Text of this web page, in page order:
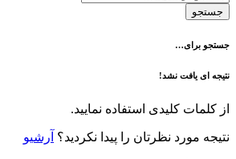
نشد!
کلیدی استفاده نمایید.
نظرتان را پیدا نکردید؟ آرشیو